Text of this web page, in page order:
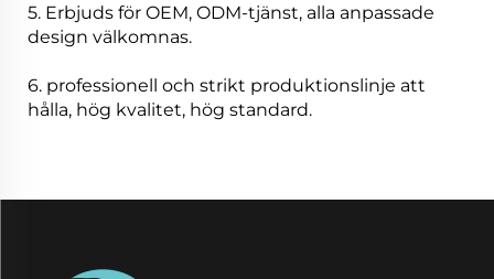
5. Erbjuds för OEM, ODM-tjänst, alla anpassade
design välkomnas.
6. professionell och strikt produktionslinje att
hålla, hög kvalitet, hög standard.